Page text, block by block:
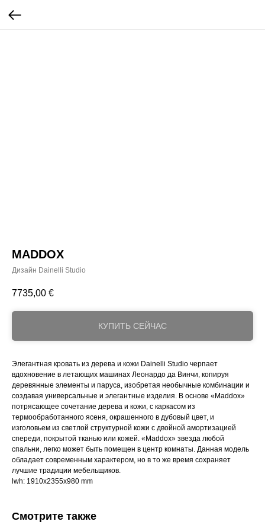
MADDOX
Дизайн Dainelli Studio
7735,00 €
КУПИТЬ СЕЙЧАС
Элегантная кровать из дерева и кожи Dainelli Studio черпает
вдохновение в летающих машинах Леонардо да Винчи, копируя
деревянные элементы и паруса, изобретая необычные комбинации и
создавая универсальные и элегантные изделия. В основе «Maddox»
потрясающее сочетание дерева и кожи, с каркасом из
термообработанного ясеня, окрашенного в дубовый цвет, и
изголовьем из светлой структурной кожи с двойной амортизацией
спереди, покрытой тканью или кожей. «Maddox» звезда любой
спальни, легко может быть помещен в центр комнаты. Данная модель
обладает современным характером, но в то же время сохраняет
лучшие традиции мебельщиков.
lwh: 1910x2355x980 mm
Смотрите также